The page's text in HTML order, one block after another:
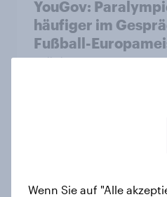
YouGov:
häufiger im
Fußball-
Artikel
YouGov Sport
Wenn Sie auf "Alle